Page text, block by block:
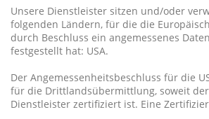
Unsere Dienstleister sitzen und/oder
folgenden Ländern, für die die
durch Beschluss ein angemessenes
festgestellt hat: USA.
Der Angemessenheitsbeschluss für die
für die Drittlandsübermittlung, soweit
Dienstleister zertifiziert ist. Eine